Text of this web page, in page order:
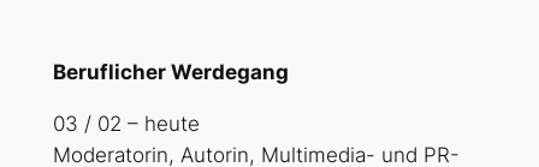
Beruflicher Werdegang
03 / 02 – heute
Moderatorin, Autorin, Multimedia- und PR-